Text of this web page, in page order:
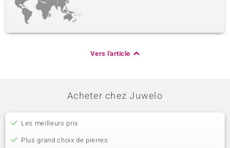
Vers l'article
Acheter chez Juwelo
Les meilleurs prix
Plus grand choix de pierres